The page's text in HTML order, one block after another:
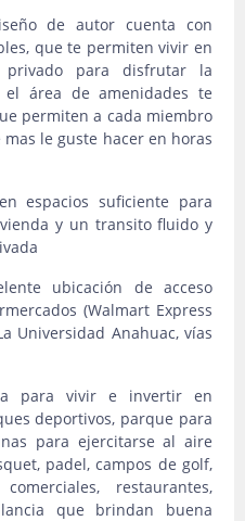
de autor cuenta con
que te permiten vivir en
para disfrutar la
área de amenidades te
permiten a cada miembro
le guste hacer en horas
espacios suficiente para
y un transito fluido y
ubicación de acceso
(Walmart Express
Universidad Anahuac, vías
para vivir e invertir en
deportivos, parque para
para ejercitarse al aire
padel, campos de golf,
restaurantes,
que brindan buena